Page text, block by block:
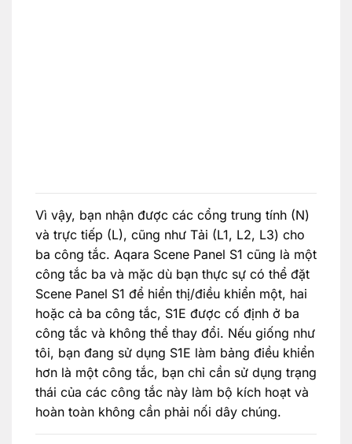
Vì vậy, bạn nhận được các cổng trung tính (N)
và trực tiếp (L), cũng như Tải (L1, L2, L3) cho
ba công tắc. Aqara Scene Panel S1 cũng là một
công tắc ba và mặc dù bạn thực sự có thể đặt
Scene Panel S1 để hiển thị/điều khiển một, hai
hoặc cả ba công tắc, S1E được cố định ở ba
công tắc và không thể thay đổi. Nếu giống như
tôi, bạn đang sử dụng S1E làm bảng điều khiển
hơn là một công tắc, bạn chỉ cần sử dụng trạng
thái của các công tắc này làm bộ kích hoạt và
hoàn toàn không cần phải nối dây chúng.